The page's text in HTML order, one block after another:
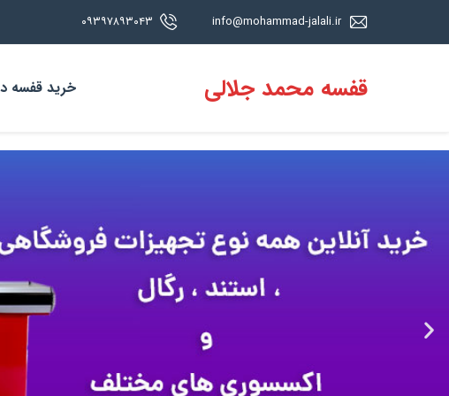
info@mohammad-jalali.ir ۰۹۳۹۷۸۹۳۰۴۳
قفسه محمد جلالی خرید قفسه